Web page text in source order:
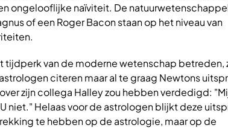
ongelooflijke naïviteit. De
of een Roger Bacon staan op het niveau van
tijdperk van de moderne wetenschap betreden,
citeren maar al te graag Newtons
zijn collega Halley zou hebben verdedigd:
niet." Helaas voor de astrologen blijkt deze
te hebben op de astrologie, maar op de